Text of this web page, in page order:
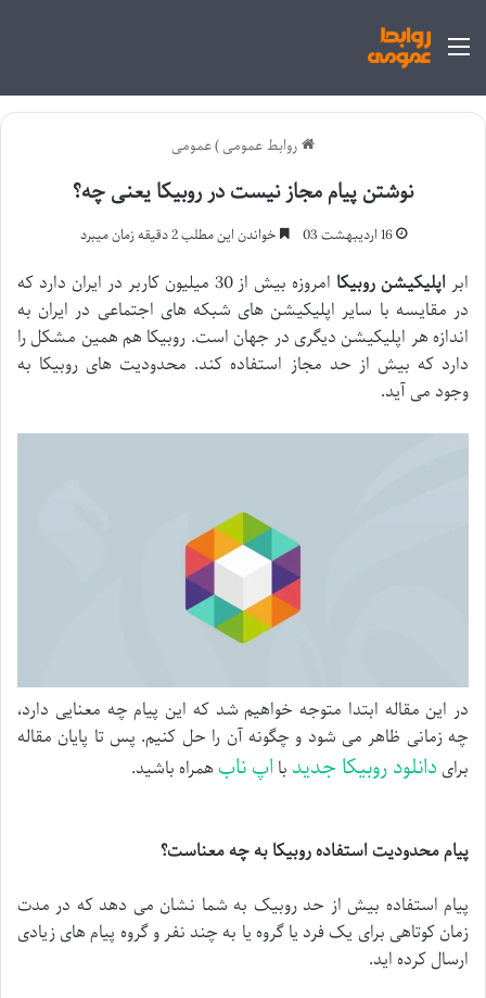
منو
روابط عمومی)عمومی
نوشتن پیام مجاز نیست در روبیکا یعنی چه؟
16 اردیبهشت 03 خواندن این مطلب 2 دقیقه زمان میبرد
ابر اپلیکیشن روبیکا
امروزه بیش از 30 میلیون کاربر در ایران دارد که
در مقایسه با سایر اپلیکیشن های شبکه های اجتماعی در ایران به
اندازه هر اپلیکیشن دیگری در جهان است. روبیکا هم همین مشکل را
دارد که بیش از حد مجاز استفاده کند. محدودیت های روبیکا به
وجود می آید.
در این مقاله ابتدا متوجه خواهیم شد که این پیام چه معنایی دارد،
چه زمانی ظاهر می شود و چگونه آن را حل کنیم. پس تا پایان مقاله
برایدانلود روبیکا جدید با اپ ناب همراه باشید.
پیام محدودیت استفاده روبیکا به چه معناست؟
پیام استفاده بیش از حد روبیک به شما نشان می دهد که در مدت
زمان کوتاهی برای یک فرد یا گروه یا به چند نفر و گروه پیام های زیادی
ارسال کرده اید.